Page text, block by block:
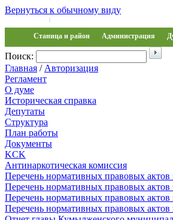
Вернуться к обычному виду
|
Станица и район Администрация
Поиск:
Главная / Авторизация
Регламент
О думе
Историческая справка
Депутаты
Структура
План работы
Документы
KCK
Антинаркотическая комиссия
Перечень нормативных правовых актов
Перечень нормативных правовых актов
Перечень нормативных правовых актов
Перечень нормативных правовых актов